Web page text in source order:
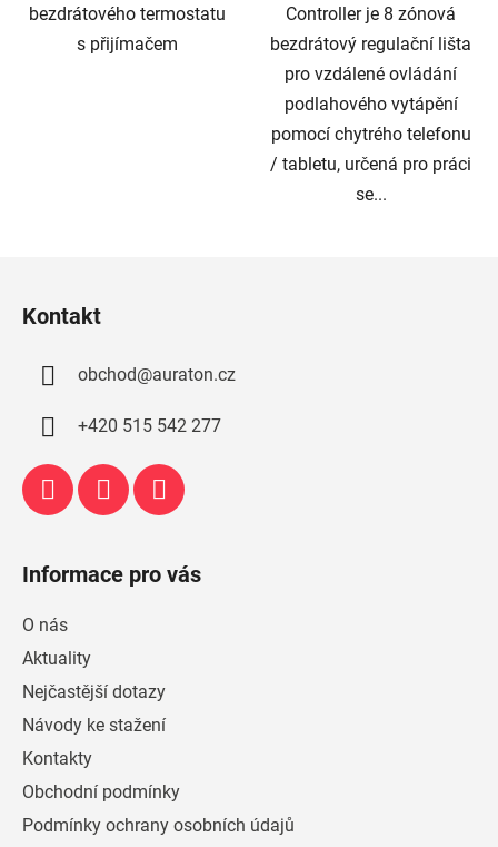
bezdrátového termostatu
s přijímačem
Controller je 8 zónová
bezdrátový regulační lišta
pro vzdálené ovládání
podlahového vytápění
pomocí chytrého telefonu
/ tabletu, určená pro práci
se...
Kontakt
obchod@auraton.cz
+420 515 542 277
Informace pro vás
O nás
Aktuality
Nejčastější dotazy
Návody ke stažení
Kontakty
Obchodní podmínky
Podmínky ochrany osobních údajů